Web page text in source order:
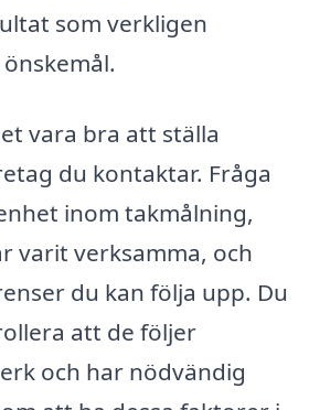
som verkligen
vara bra att ställa
du kontaktar. Fråga
inom takmålning,
varit verksamma, och
du kan följa upp. Du
att de följer
och har nödvändig